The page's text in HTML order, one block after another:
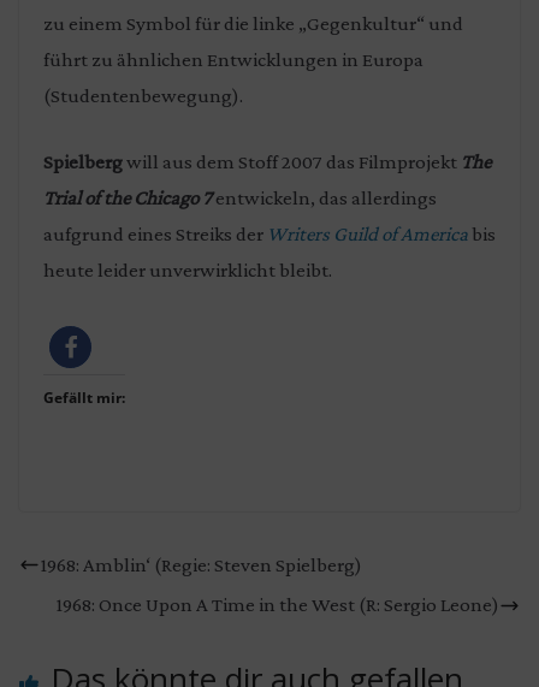
zu einem Symbol für die linke „Gegenkultur“ und
führt zu ähnlichen Entwicklungen in Europa
(Studentenbewegung).
Spielbergwill aus dem Stoff 2007 das Filmprojekt The
Trial of the Chicago 7entwickeln, das allerdings
aufgrund eines Streiks der Writers Guild of America bis
heute leider unverwirklicht bleibt.
Gefällt mir:
1968: Amblin‘ (Regie: Steven Spielberg)
1968: Once Upon A Time in the West (R: Sergio Leone)